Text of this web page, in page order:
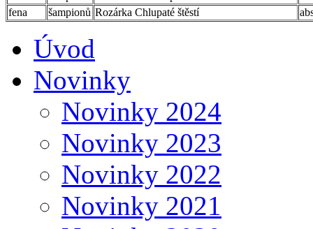
fena
šampionů Rozárka Chlupaté štěstí
Úvod
Novinky
Novinky 2024
Novinky 2023
Novinky 2022
Novinky 2021